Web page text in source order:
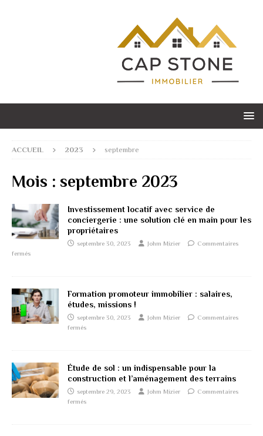
ACCUEIL 2023 septembre
Mois : septembre 2023
Investissement locatif avec service de
conciergerie : une solution clé en main pour les
propriétaires
septembre 30, 2023 Johm Mizier
Commentaires
fermés
Formation promoteur immobilier : salaires,
études, missions !
septembre 30, 2023 Johm Mizier
Commentaires
fermés
Étude de sol : un indispensable pour la
construction et l’aménagement des terrains
septembre 29, 2023 Johm Mizier
Commentaires
fermés